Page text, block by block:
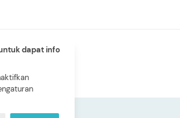
dapat info
BUNDA